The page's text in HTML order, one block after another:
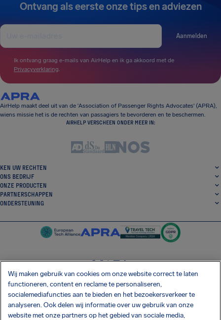
Ontvang als eerste onze tips en adviezen
Aanmelden
Ik ontvang graag e-mails van AirHelp en ik ga akkoord met de
Privacyverklaring.
AirHelp maakt deel uit van de 'Association of Passenger Rights Advocates' (APRA),
wiens missie het is de rechten van passagiers te bevorderen en te beschermen.
AIRHELP VERSCHEEN ONDER MEER IN:
KEN UW RECHTEN
ONS BEDRIJF
ONZE PRODUCTEN
PARTNERSCHAPPEN
ONDERSTEUNING
SocialFacebook
SocialTwitter
SocialInstagram
SocialLinkedin
DOWNLOAD ONZE GRATIS APP
Wij maken gebruik van cookies om onze website correct te laten
functioneren, content en reclame te personaliseren,
socialemediafuncties aan te bieden en het bezoekersverkeer te
analyseren. Ook delen wij informatie over uw gebruik van onze
website met onze partners op het gebied van sociale media,